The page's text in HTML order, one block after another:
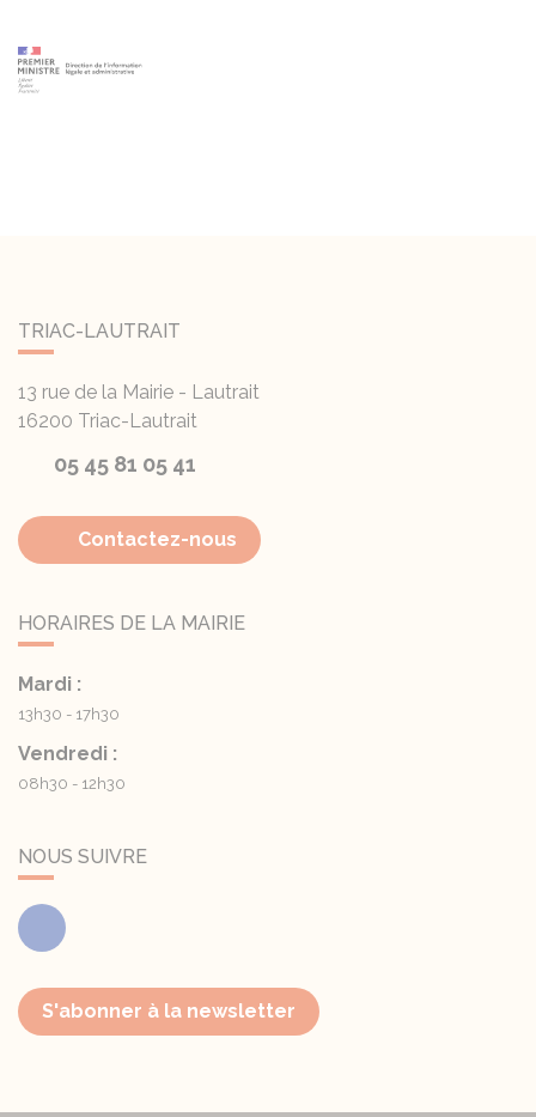
TRIAC-LAUTRAIT
13 rue de la Mairie - Lautrait
16200 Triac-Lautrait
05 45 81 05 41
Contactez-nous
HORAIRES DE LA MAIRIE
Mardi :
13h30 - 17h30
Vendredi :
08h30 - 12h30
NOUS SUIVRE
Facebook
S'abonner à la newsletter